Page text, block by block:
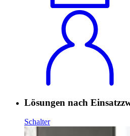
Lösungen nach
Schalter